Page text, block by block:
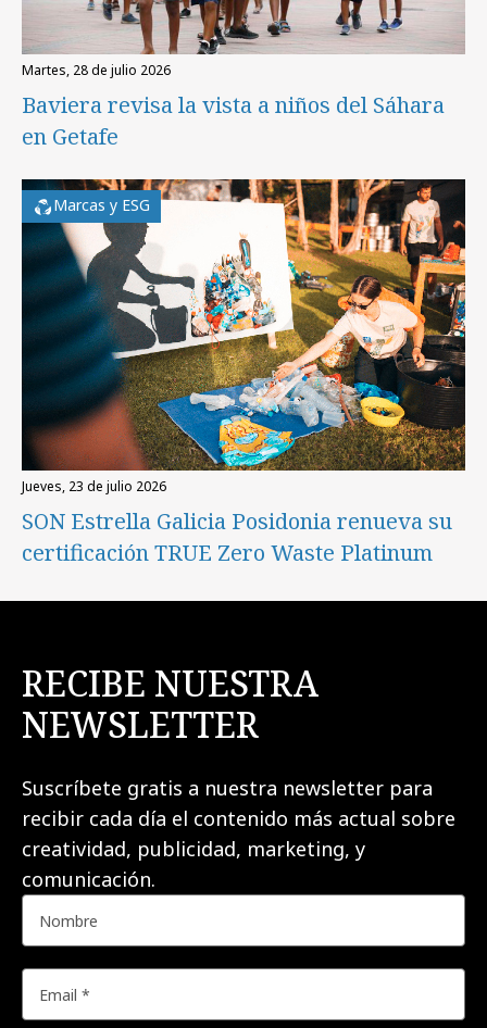
martes, 28 de julio 2026
Baviera revisa la vista a niños del Sáhara
en Getafe
Marcas y ESG
jueves, 23 de julio 2026
SON Estrella Galicia Posidonia renueva su
certificación TRUE Zero Waste Platinum
RECIBE NUESTRA
NEWSLETTER
Suscríbete gratis a nuestra newsletter para
recibir cada día el contenido más actual sobre
creatividad, publicidad, marketing, y
comunicación.